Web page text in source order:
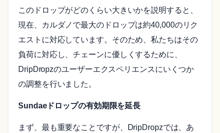
このドロップがどのくらい大きいかを説明すると、
現在、カルダノで最大のドロップは約40,000のリク
エストに対応しています。そのため、私たちはその
負荷に対応し、チェーンに優しくするために、
DripDropzのユーザーエクスペリエンスにいくつか
の調整を行いました。
Sundaeドロップの有効期限を延長
まず、最も重要なことですが、DripDropzでは、あ